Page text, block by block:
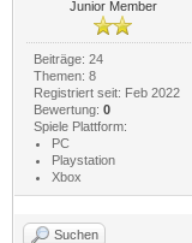
Junior Member
Beiträge: 24
Themen: 8
Registriert seit: Feb 2022
Bewertung: 0
Spiele Plattform:
PC
Playstation
Xbox
Suchen